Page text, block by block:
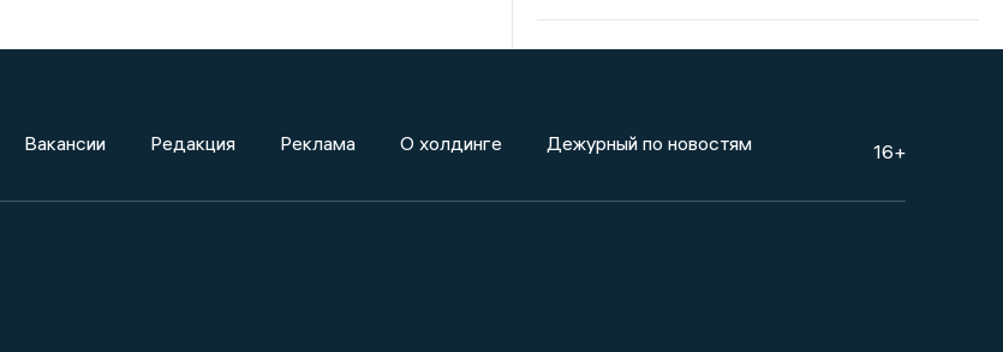
Вакансии Редакция Реклама О холдинге Дежурный по новостям 16+